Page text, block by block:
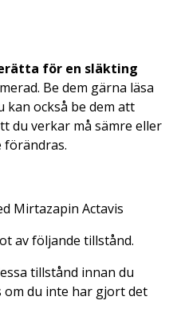
för en släkting
Be dem gärna läsa
kan också be dem att
du verkar må sämre eller
förändras.
Mirtazapin Actavis
av följande tillstånd.
tillstånd innan du
om du inte har gjort det